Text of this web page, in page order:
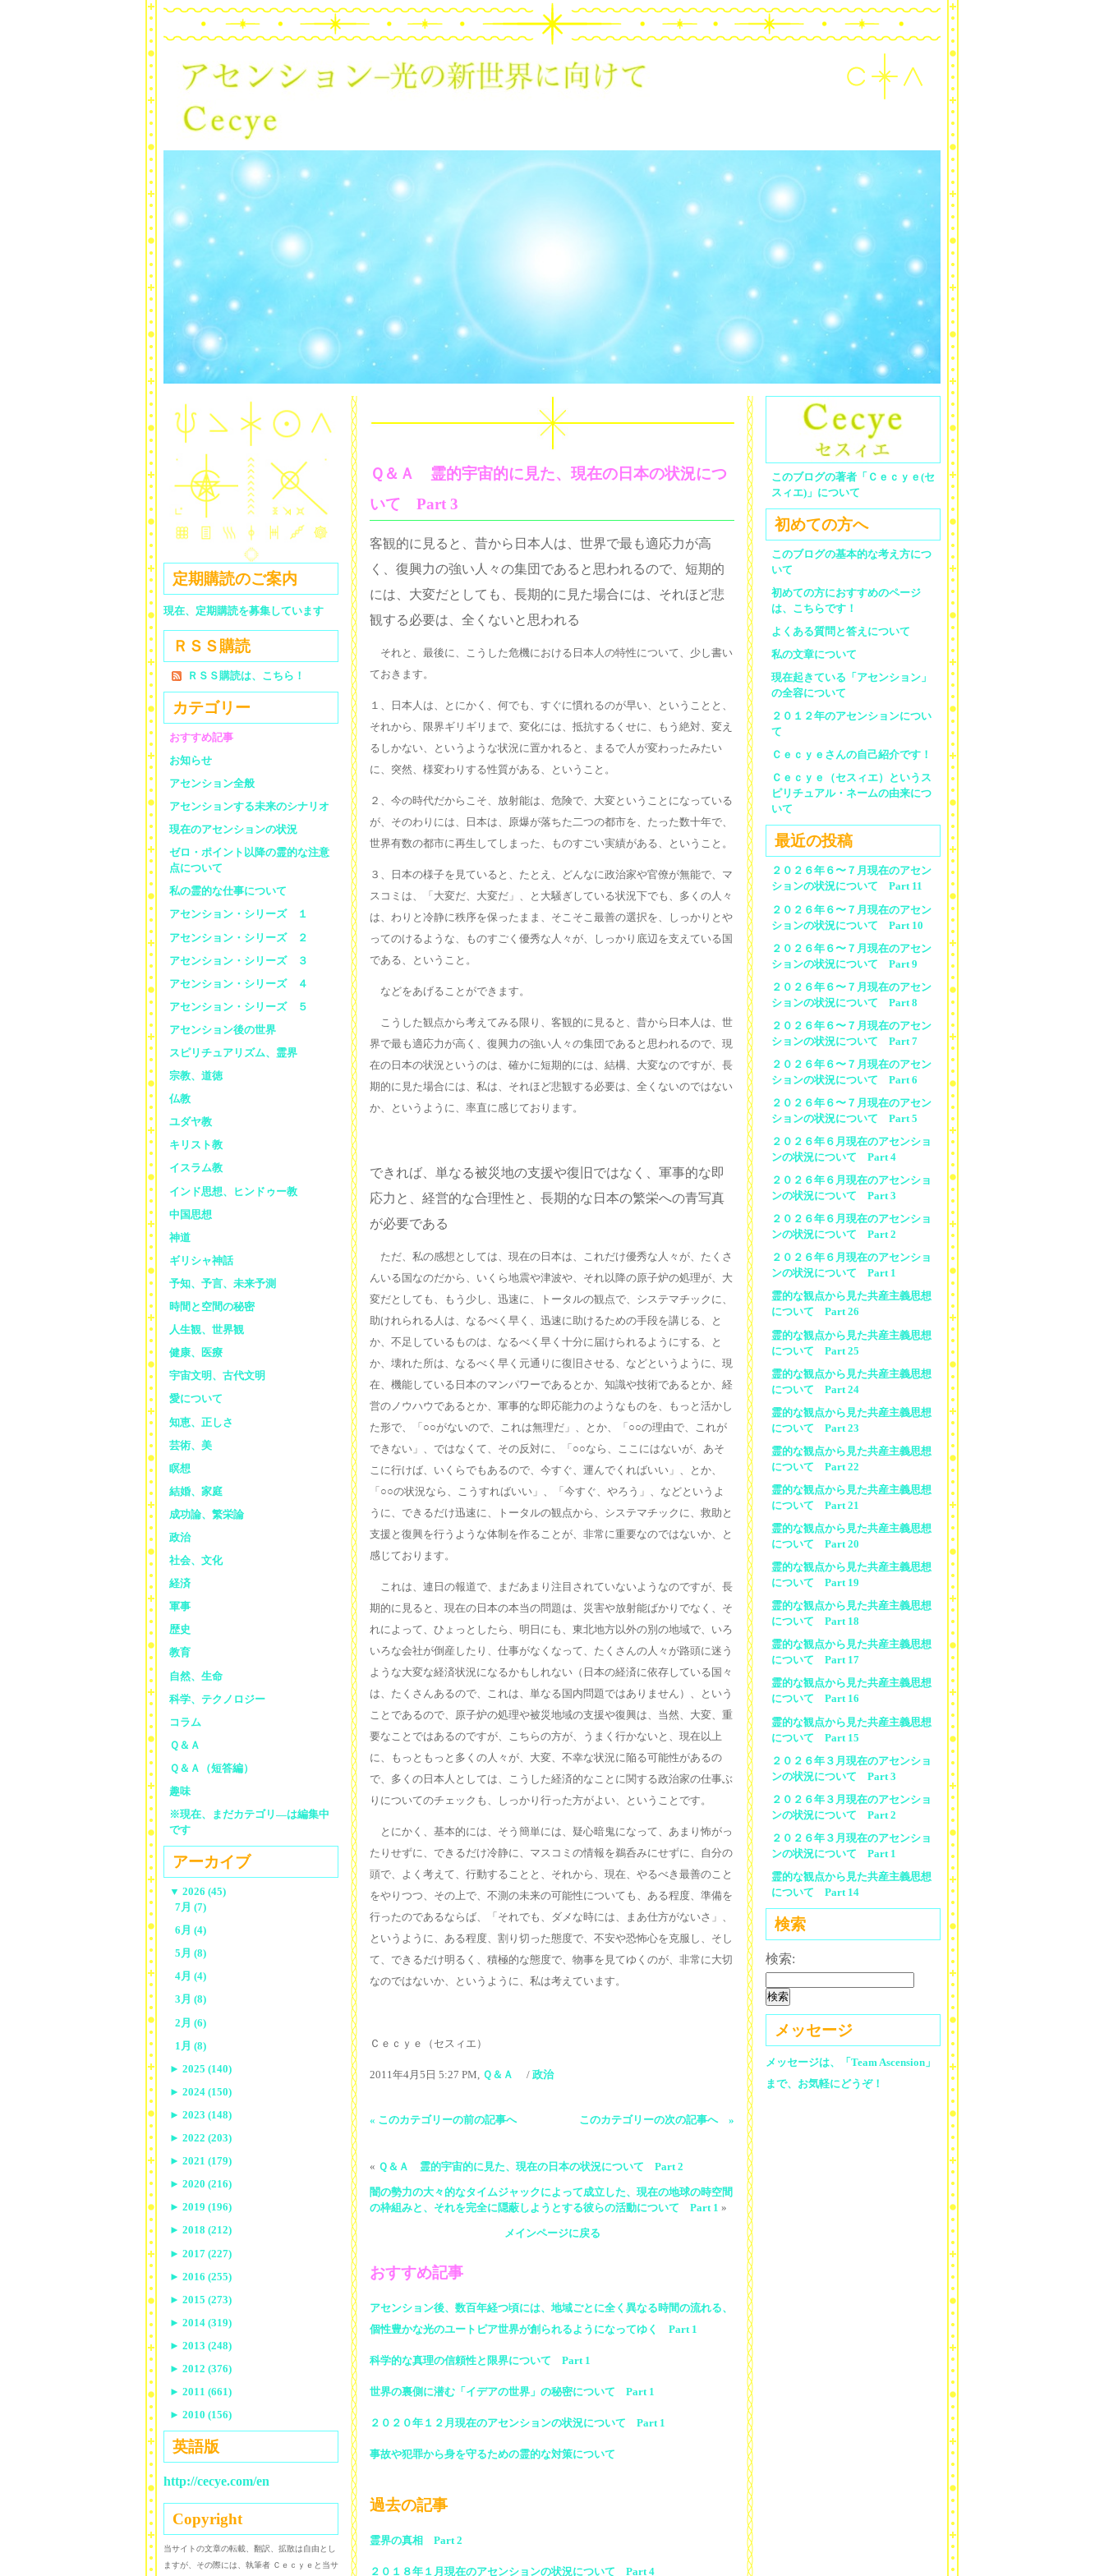
Ｑ＆Ａ 霊的宇宙的に見た、現在の日本の状況につ
いて Part 3
客観的に見ると、昔から日本人は、世界で最も適応力が高
く、復興力の強い人々の集団であると思われるので、短期的
には、大変だとしても、長期的に見た場合には、それほど悲
観する必要は、全くないと思われる
それと、最後に、こうした危機における日本人の特性について、少し書い
ておきます。
１、日本人は、とにかく、何でも、すぐに慣れるのが早い、ということと、
それから、限界ギリギリまで、変化には、抵抗するくせに、もう絶対、変え
るしかない、というような状況に置かれると、まるで人が変わったみたい
に、突然、様変わりする性質がある、ということ。
２、今の時代だからこそ、放射能は、危険で、大変ということになっている
が、そのわりには、日本は、原爆が落ちた二つの都市を、たった数十年で、
世界有数の都市に再生してしまった、ものすごい実績がある、ということ。
３、日本の様子を見ていると、たとえ、どんなに政治家や官僚が無能で、マ
スコミは、「大変だ、大変だ」、と大騒ぎしている状況下でも、多くの人々
は、わりと冷静に秩序を保ったまま、そこそこ最善の選択を、しっかりとや
ってのけるような、ものすごく優秀な人々が、しっかり底辺を支えている国
である、ということ。
などをあげることができます。
こうした観点から考えてみる限り、客観的に見ると、昔から日本人は、世
界で最も適応力が高く、復興力の強い人々の集団であると思われるので、現
在の日本の状況というのは、確かに短期的には、結構、大変なのですが、長
期的に見た場合には、私は、それほど悲観する必要は、全くないのではない
か、というように、率直に感じております。
できれば、単なる被災地の支援や復旧ではなく、軍事的な即
応力と、経営的な合理性と、長期的な日本の繁栄への青写真
が必要である
ただ、私の感想としては、現在の日本は、これだけ優秀な人々が、たくさ
んいる国なのだから、いくら地震や津波や、それ以降の原子炉の処理が、大
変だとしても、もう少し、迅速に、トータルの観点で、システマチックに、
助けれられる人は、なるべく早く、迅速に助けるための手段を講じる、と
か、不足しているものは、なるべく早く十分に届けられるようにする、と
か、壊れた所は、なるべく早く元通りに復旧させる、などというように、現
在、機能している日本のマンパワーであるとか、知識や技術であるとか、経
営のノウハウであるとか、軍事的な即応能力のようなものを、もっと活かし
た形で、「○○がないので、これは無理だ」、とか、「○○の理由で、これが
できない」、ではなくて、その反対に、「○○なら、ここにはないが、あそ
こに行けば、いくらでもあるので、今すぐ、運んでくればいい」、とか、
「○○の状況なら、こうすればいい」、「今すぐ、やろう」、などというよ
うに、できるだけ迅速に、トータルの観点から、システマチックに、救助と
支援と復興を行うような体制を作ることが、非常に重要なのではないか、と
感じております。
これは、連日の報道で、まだあまり注目されていないようなのですが、長
期的に見ると、現在の日本の本当の問題は、災害や放射能ばかりでなく、そ
れによって、ひょっとしたら、明日にも、東北地方以外の別の地域で、いろ
いろな会社が倒産したり、仕事がなくなって、たくさんの人々が路頭に迷う
ような大変な経済状況になるかもしれない（日本の経済に依存している国々
は、たくさんあるので、これは、単なる国内問題ではありません）、という
ことであるので、原子炉の処理や被災地域の支援や復興は、当然、大変、重
要なことではあるのですが、こちらの方が、うまく行かないと、現在以上
に、もっともっと多くの人々が、大変、不幸な状況に陥る可能性があるの
で、多くの日本人としては、こうした経済的なことに関する政治家の仕事ぶ
りについてのチェックも、しっかり行った方がよい、ということです。
とにかく、基本的には、そう簡単には、疑心暗鬼になって、あまり怖がっ
たりせずに、できるだけ冷静に、マスコミの情報を鵜呑みにせずに、自分の
頭で、よく考えて、行動することと、それから、現在、やるべき最善のこと
をやりつつ、その上で、不測の未来の可能性についても、ある程度、準備を
行ったのであるならば、「それでも、ダメな時には、まあ仕方がないさ」、
というように、ある程度、割り切った態度で、不安や恐怖心を克服し、そし
て、できるだけ明るく、積極的な態度で、物事を見てゆくのが、非常に大切
なのではないか、というように、私は考えています。
Ｃｅｃｙｅ（セスィエ）
2011年4月5日 5:27 PM, Ｑ＆Ａ / 政治
« このカテゴリーの前の記事へ このカテゴリーの次の記事へ »
« Ｑ＆Ａ 霊的宇宙的に見た、現在の日本の状況について Part 2
闇の勢力の大々的なタイムジャックによって成立した、現在の地球の時空間
の枠組みと、それを完全に隠蔽しようとする彼らの活動について Part 1 »
メインページに戻る
おすすめ記事
アセンション後、数百年経つ頃には、地域ごとに全く異なる時間の流れる、
個性豊かな光のユートピア世界が創られるようになってゆく Part 1
科学的な真理の信頼性と限界について Part 1
世界の裏側に潜む「イデアの世界」の秘密について Part 1
２０２０年１２月現在のアセンションの状況について Part 1
事故や犯罪から身を守るための霊的な対策について
過去の記事
霊界の真相 Part 2
２０１８年１月現在のアセンションの状況について Part 4
このブログの著者「Ｃｅｃｙｅ(セ
スィエ)」について
初めての方へ
このブログの基本的な考え方につ
いて
初めての方におすすめのページ
は、こちらです！
よくある質問と答えについて
私の文章について
現在起きている「アセンション」
の全容について
２０１２年のアセンションについ
て
Ｃｅｃｙｅさんの自己紹介です！
Ｃｅｃｙｅ（セスィエ）というス
ピリチュアル・ネームの由来につ
いて
最近の投稿
２０２６年６〜７月現在のアセン
ションの状況について Part 11
２０２６年６〜７月現在のアセン
ションの状況について Part 10
２０２６年６〜７月現在のアセン
ションの状況について Part 9
２０２６年６〜７月現在のアセン
ションの状況について Part 8
２０２６年６〜７月現在のアセン
ションの状況について Part 7
２０２６年６〜７月現在のアセン
ションの状況について Part 6
２０２６年６〜７月現在のアセン
ションの状況について Part 5
２０２６年６月現在のアセンショ
ンの状況について Part 4
２０２６年６月現在のアセンショ
ンの状況について Part 3
２０２６年６月現在のアセンショ
ンの状況について Part 2
２０２６年６月現在のアセンショ
ンの状況について Part 1
霊的な観点から見た共産主義思想
について Part 26
霊的な観点から見た共産主義思想
について Part 25
霊的な観点から見た共産主義思想
について Part 24
霊的な観点から見た共産主義思想
について Part 23
霊的な観点から見た共産主義思想
について Part 22
霊的な観点から見た共産主義思想
について Part 21
霊的な観点から見た共産主義思想
について Part 20
霊的な観点から見た共産主義思想
について Part 19
霊的な観点から見た共産主義思想
について Part 18
霊的な観点から見た共産主義思想
について Part 17
霊的な観点から見た共産主義思想
について Part 16
霊的な観点から見た共産主義思想
について Part 15
２０２６年３月現在のアセンショ
ンの状況について Part 3
２０２６年３月現在のアセンショ
ンの状況について Part 2
２０２６年３月現在のアセンショ
ンの状況について Part 1
霊的な観点から見た共産主義思想
について Part 14
検索
検索:
メッセージ
メッセージは、「Team Ascension」
まで、お気軽にどうぞ！
定期購読のご案内
現在、定期購読を募集しています
ＲＳＳ購読
ＲＳＳ購読は、こちら！
カテゴリー
おすすめ記事
お知らせ
アセンション全般
アセンションする未来のシナリオ
現在のアセンションの状況
ゼロ・ポイント以降の霊的な注意
点について
私の霊的な仕事について
アセンション・シリーズ １
アセンション・シリーズ ２
アセンション・シリーズ ３
アセンション・シリーズ ４
アセンション・シリーズ ５
アセンション後の世界
スピリチュアリズム、霊界
宗教、道徳
仏教
ユダヤ教
キリスト教
イスラム教
インド思想、ヒンドゥー教
中国思想
神道
ギリシャ神話
予知、予言、未来予測
時間と空間の秘密
人生観、世界観
健康、医療
宇宙文明、古代文明
愛について
知恵、正しさ
芸術、美
瞑想
結婚、家庭
成功論、繁栄論
政治
社会、文化
経済
軍事
歴史
教育
自然、生命
科学、テクノロジー
コラム
Ｑ＆Ａ
Ｑ＆Ａ（短答編）
趣味
※現在、まだカテゴリ—は編集中
です
アーカイブ
▼ 2026 (45)
7月 (7)
6月 (4)
5月 (8)
4月 (4)
3月 (8)
2月 (6)
1月 (8)
► 2025 (140)
► 2024 (150)
► 2023 (148)
► 2022 (203)
► 2021 (179)
► 2020 (216)
► 2019 (196)
► 2018 (212)
► 2017 (227)
► 2016 (255)
► 2015 (273)
► 2014 (319)
► 2013 (248)
► 2012 (376)
► 2011 (661)
► 2010 (156)
英語版
http://cecye.com/en
Copyright
当サイトの文章の転載、翻訳、拡散は自由とし
ますが、その際には、執筆者 Ｃｅｃｙｅと当サ